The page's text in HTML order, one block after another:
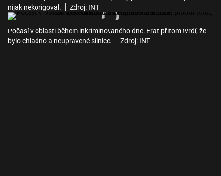
nijak nekorigoval.
Zdroj: INT
Počasí v oblasti během inkriminovaného dne. Erat přitom tvrdí, že
bylo chladno a neupravené silnice.
Zdroj: INT